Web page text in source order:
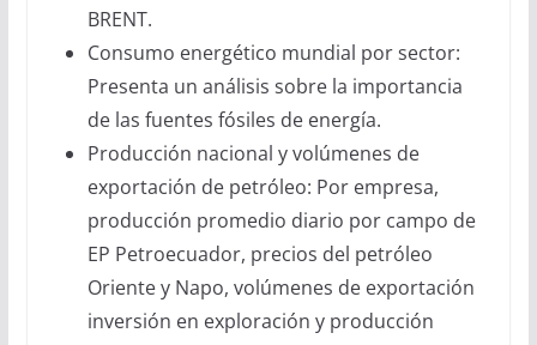
BRENT.
Consumo energético mundial por sector:
Presenta un análisis sobre la importancia
de las fuentes fósiles de energía.
Producción nacional y volúmenes de
exportación de petróleo: Por empresa,
producción promedio diario por campo de
EP Petroecuador, precios del petróleo
Oriente y Napo, volúmenes de exportación
inversión en exploración y producción